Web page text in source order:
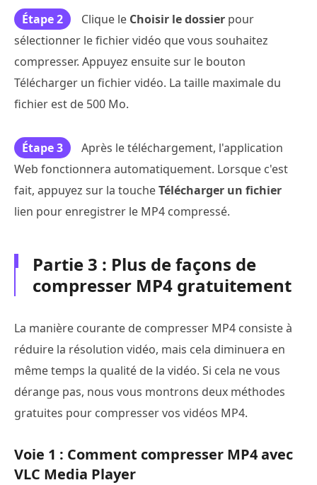
Étape 2 Clique le Choisir le dossier pour
sélectionner le fichier vidéo que vous souhaitez
compresser. Appuyez ensuite sur le bouton
Télécharger un fichier vidéo. La taille maximale du
fichier est de 500 Mo.
Étape 3
Après le téléchargement, l'application
Web fonctionnera automatiquement. Lorsque c'est
fait, appuyez sur la toucheTélécharger un fichier
lien pour enregistrer le MP4 compressé.
Partie 3 : Plus de façons de
compresser MP4 gratuitement
La manière courante de compresser MP4 consiste à
réduire la résolution vidéo, mais cela diminuera en
même temps la qualité de la vidéo. Si cela ne vous
dérange pas, nous vous montrons deux méthodes
gratuites pour compresser vos vidéos MP4.
Voie 1 : Comment compresser MP4 avec
VLC Media Player